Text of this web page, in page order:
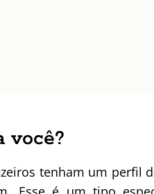
você?
tenham um perfil